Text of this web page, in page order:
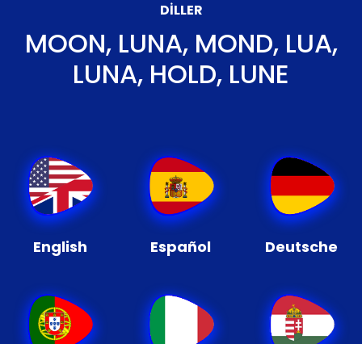
DILLER
MOON, LUNA, MOND, LUA,
LUNA, HOLD, LUNE
English Español Deutsche